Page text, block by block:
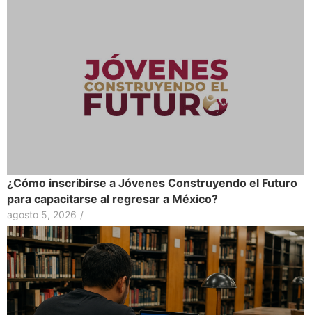
¿Cómo inscribirse a Jóvenes Construyendo el Futuro
para capacitarse al regresar a México?
agosto 5, 2026 /